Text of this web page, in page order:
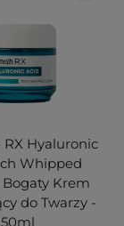
Hyaluronic
Whipped
Krem
do Twarzy -
50ml